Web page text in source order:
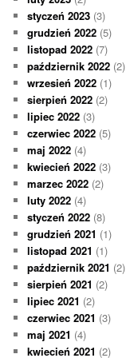
styczeń 2023 (3)
grudzień 2022 (5)
listopad 2022 (7)
październik 2022 (2)
wrzesień 2022 (1)
sierpień 2022 (2)
lipiec 2022 (3)
czerwiec 2022 (5)
maj 2022 (4)
kwiecień 2022 (3)
marzec 2022 (2)
luty 2022 (4)
styczeń 2022 (8)
grudzień 2021 (1)
listopad 2021 (1)
październik 2021 (2)
sierpień 2021 (2)
lipiec 2021 (2)
czerwiec 2021 (3)
maj 2021 (4)
kwiecień 2021 (2)